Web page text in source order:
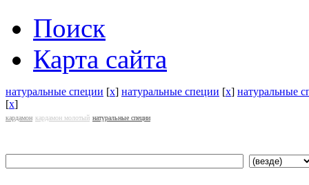
Поиск
Карта сайта
натуральные специи [x] натуральные специи [x] натуральные
[x]
кардамон кардамон молотый натуральные специи